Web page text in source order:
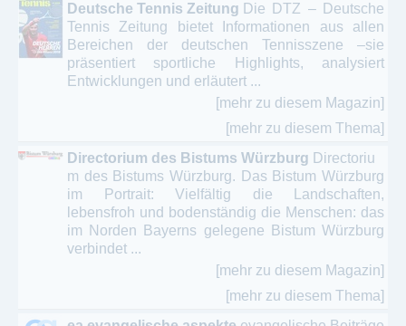
Deutsche Tennis Zeitung Die DTZ – Deutsche
Tennis Zeitung bietet Informationen aus allen
Bereichen der deutschen Tennisszene –sie
präsentiert sportliche Highlights, analysiert
Entwicklungen und erläutert ...
[mehr zu diesem Magazin]
[mehr zu diesem Thema]
Directorium des Bistums Würzburg Directoriu
m des Bistums Würzburg. Das Bistum Würzburg
im Portrait: Vielfältig die Landschaften,
lebensfroh und bodenständig die Menschen: das
im Norden Bayerns gelegene Bistum Würzburg
verbindet ...
[mehr zu diesem Magazin]
[mehr zu diesem Thema]